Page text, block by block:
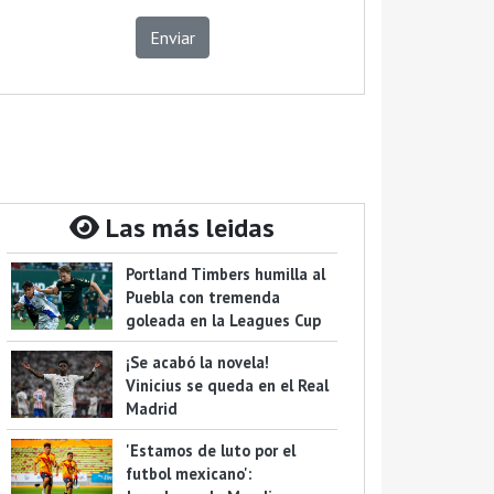
Enviar
Las más leidas
Portland Timbers humilla al
Puebla con tremenda
goleada en la Leagues Cup
¡Se acabó la novela!
Vinicius se queda en el Real
Madrid
'Estamos de luto por el
futbol mexicano':